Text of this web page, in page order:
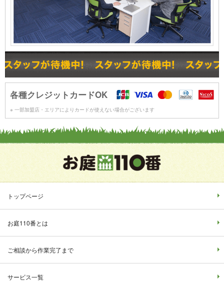
各種クレジットカードOK
※ 一部加盟店・エリアによりカードが使えない場合がございます
トップページ
お庭110番とは
ご相談から作業完了まで
サービス一覧